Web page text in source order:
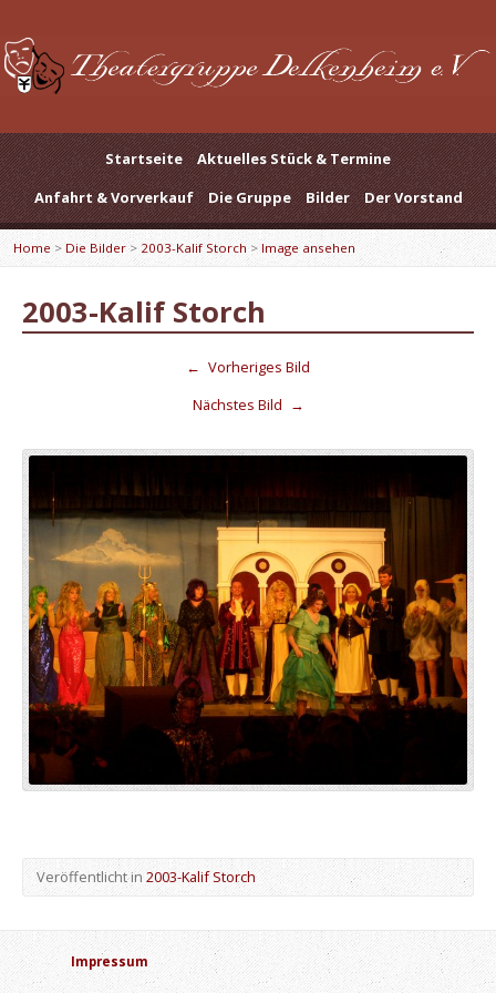
Startseite
Aktuelles Stück & Termine
Anfahrt & Vorverkauf
Die Gruppe Bilder Der Vorstand
Home > Die Bilder> 2003-Kalif Storch > Image ansehen
2003-Kalif Storch
← Vorheriges Bild
Nächstes Bild →
Veröffentlicht in2003-Kalif Storch
Impressum